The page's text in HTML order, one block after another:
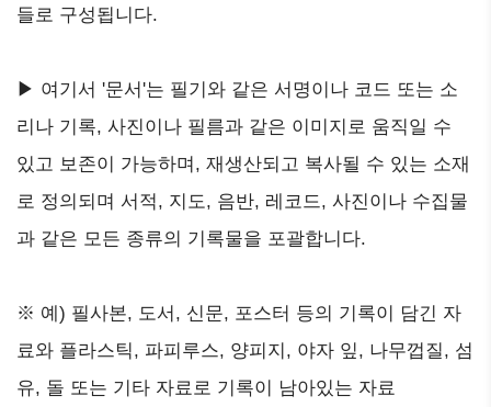
들로 구성됩니다.
▶ 여기서 '문서'는 필기와 같은 서명이나 코드 또는 소
리나 기록, 사진이나 필름과 같은 이미지로 움직일 수
있고 보존이 가능하며, 재생산되고 복사될 수 있는 소재
로 정의되며 서적, 지도, 음반, 레코드, 사진이나 수집물
과 같은 모든 종류의 기록물을 포괄합니다.
※ 예) 필사본, 도서, 신문, 포스터 등의 기록이 담긴 자
료와 플라스틱, 파피루스, 양피지, 야자 잎, 나무껍질, 섬
유, 돌 또는 기타 자료로 기록이 남아있는 자료